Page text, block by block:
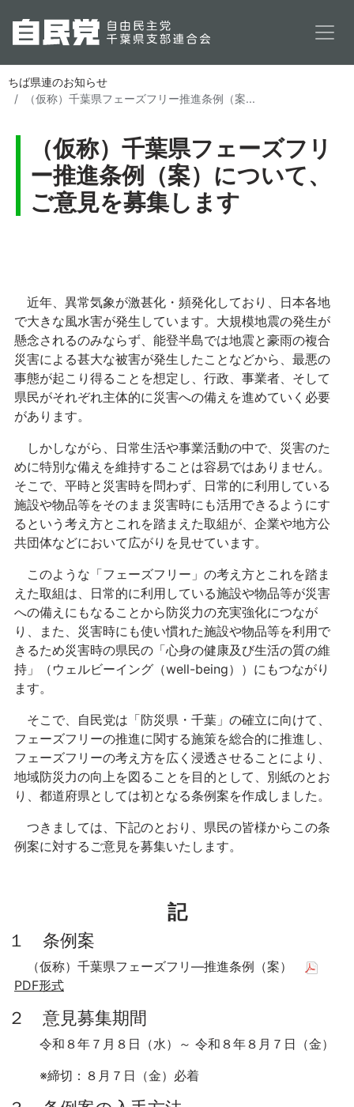
ちば県連のお知らせ
（仮称）千葉県フェーズフリー推進条例（案...
（仮称）千葉県フェーズフリ
ー推進条例（案）について、
ご意見を募集します
近年、異常気象が激甚化・頻発化しており、日本各地
で大きな風水害が発生しています。大規模地震の発生が
懸念されるのみならず、能登半島では地震と豪雨の複合
災害による甚大な被害が発生したことなどから、最悪の
事態が起こり得ることを想定し、行政、事業者、そして
県民がそれぞれ主体的に災害への備えを進めていく必要
があります。
しかしながら、日常生活や事業活動の中で、災害のた
めに特別な備えを維持することは容易ではありません。
そこで、平時と災害時を問わず、日常的に利用している
施設や物品等をそのまま災害時にも活用できるようにす
るという考え方とこれを踏まえた取組が、企業や地方公
共団体などにおいて広がりを見せています。
このような「フェーズフリー」の考え方とこれを踏ま
えた取組は、日常的に利用している施設や物品等が災害
への備えにもなることから防災力の充実強化につなが
り、また、災害時にも使い慣れた施設や物品等を利用で
きるため災害時の県民の「心身の健康及び生活の質の維
持」（ウェルビーイング（well-being））にもつながり
ます。
そこで、自民党は「防災県・千葉」の確立に向けて、
フェーズフリーの推進に関する施策を総合的に推進し、
フェーズフリーの考え方を広く浸透させることにより、
地域防災力の向上を図ることを目的として、別紙のとお
り、都道府県としては初となる条例案を作成しました。
つきましては、下記のとおり、県民の皆様からこの条
例案に対するご意見を募集いたします。
記
１ 条例案
（仮称）千葉県フェーズフリ―推進条例（案）
PDF形式
２ 意見募集期間
令和８年７月８日（水）～ 令和８年８月７日（金）
※締切：８月７日（金）必着